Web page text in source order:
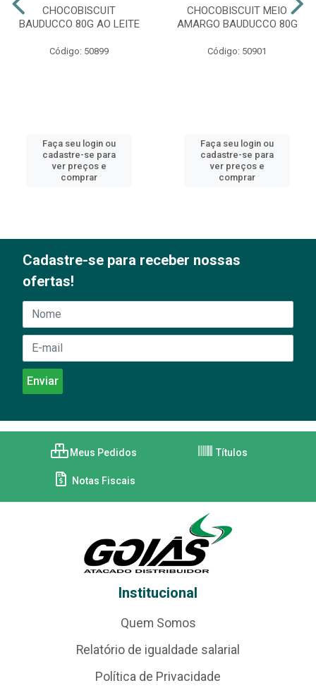
CHOCOBISCUIT
BAUDUCCO 80G AO LEITE
Código: 50899
Faça seu login ou
cadastre-se para
ver preços e
comprar
CHOCOBISCUIT MEIO
AMARGO BAUDUCCO 80G
Código: 50901
Faça seu login ou
cadastre-se para
ver preços e
comprar
Cadastre-se para receber nossas
ofertas!
Meus Pedidos Títulos
Notas Fiscais
Institucional
Quem Somos
Relatório de igualdade salarial
Política de Privacidade